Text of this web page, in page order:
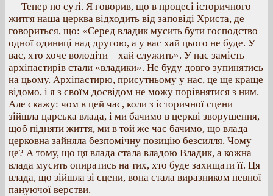
Тепер по суті. Я говорив, що в процесі історичного
житгя наша церква відходить від заповіді Христа, де
говориться, що: «Серед владик мусить бути господство
одної одиниці над другою, а у вас хай цього не буде. У
вас, хто хоче володіти – хай служить». У нас замість
архіпастирів стали «владики». Не буду довго зупинятись
на цьому. Архіпастирю, присутньому у нас, це ще краще
відомо, і я з своїм досвідом не можу порівнятися з ним.
Але скажу: чом в цей час, коли з історичної сцени
зійшла царська влада, і ми бачимо в церкві зворушення,
щоб підняти життя, ми в той же час бачимо, що влада
церковна зайняла безпомічну позицію безсилля. Чому
це? А тому, що ця влада стала владою Владик, а кожна
влада мусить опиратись на тих, хто буде захищати її. Ця
влада, що зійшла зі сцени, вона стала виразником певної
пануючої верстви.